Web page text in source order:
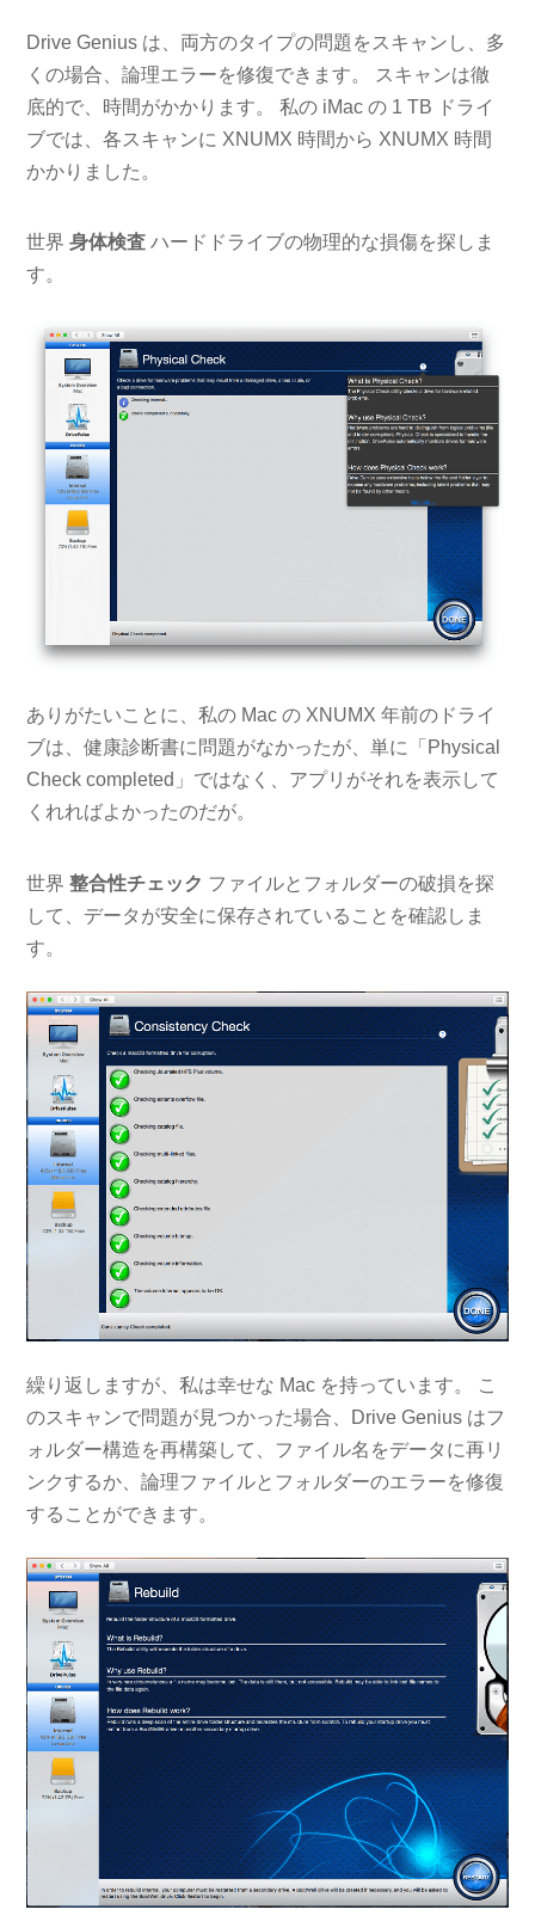
Drive Genius は、両方のタイプの問題をスキャンし、多
くの場合、論理エラーを修復できます。 スキャンは徹
底的で、時間がかかります。 私の iMac の 1 TB ドライ
ブでは、各スキャンに XNUMX 時間から XNUMX 時間
かかりました。
世界身体検査 ハードドライブの物理的な損傷を探しま
す。
ありがたいことに、私の Mac の XNUMX 年前のドライ
ブは、健康診断書に問題がなかったが、単に「Physical
Check completed」ではなく、アプリがそれを表示して
くれればよかったのだが。
世界整合性チェック ファイルとフォルダーの破損を探
して、データが安全に保存されていることを確認しま
す。
繰り返しますが、私は幸せな Mac を持っています。 こ
のスキャンで問題が見つかった場合、Drive Genius はフ
ォルダー構造を再構築して、ファイル名をデータに再リ
ンクするか、論理ファイルとフォルダーのエラーを修復
することができます。